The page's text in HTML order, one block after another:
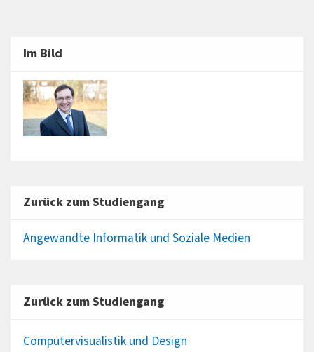
Im Bild
Zurück zum Studiengang
Angewandte Informatik und Soziale Medien
Zurück zum Studiengang
Computervisualistik und Design